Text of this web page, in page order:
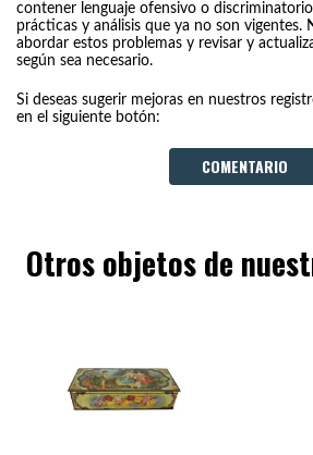
contener lenguaje ofensivo o
prácticas y análisis que ya no son vigentes.
abordar estos problemas y revisar y
según sea necesario.
Si deseas sugerir mejoras en nuestros
en el siguiente botón:
COMENTARIO
Otros objetos de